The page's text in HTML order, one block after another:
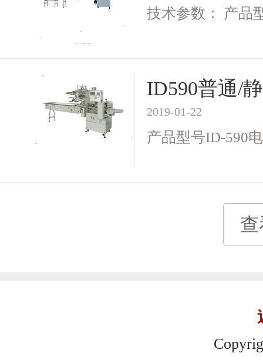
技术参数： 产品
ID590普通/
2019-01-22
产品型号ID-590